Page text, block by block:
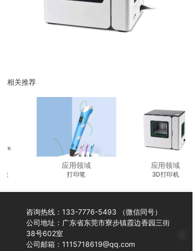
相关推荐
应用领域 应用领域
3D打印机
咨询热线：133-7776-5493 （微信同号）
公司地址：广东省东莞市寮步镇霞边香园三街
38号602室
公司邮箱：1115718619@qq.com